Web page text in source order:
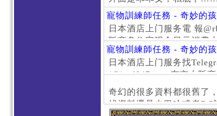
寵物訓練師任務 - 奇妙的
日本酒店上门服务電 報
阪商务住宅现金日元消费
京风俗 #大阪风俗 #东京
上门服务新宿风俗 #梅田
#日本萝莉 #大阪萝莉 #日
寵物訓練師任務 - 奇妙的
日本酒店上门服务找
/@jptd847utpp 东京大阪
京旅游 #大阪旅游 #东京
东京上门服务 #大阪上门
心斋桥风俗 #日本女孩 #
奇幻的很多資料都很舊了
找資料還是去巴哈或者